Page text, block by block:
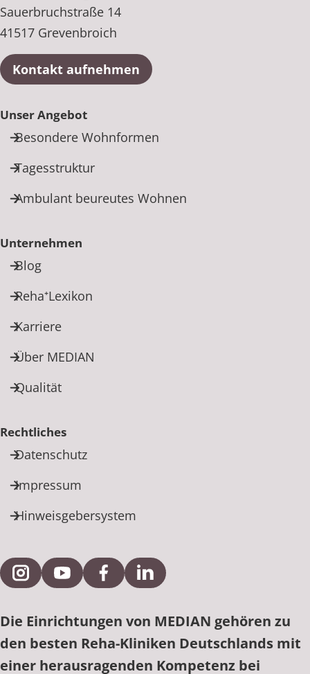
Sauerbruchstraße 14
41517 Grevenbroich
Kontakt aufnehmen
Unser Angebot
Besondere Wohnformen
Tagesstruktur
Ambulant beureutes Wohnen
Unternehmen
Blog
Reha⁺Lexikon
Karriere
Über MEDIAN
Qualität
Rechtliches
Datenschutz
Impressum
Hinweisgebersystem
Externe Verlinkung zu Instagram
Externe Verlinkung zu YouTube
Externe Verlinkung zu Facebook
Externe Verlinkung zu
Die Einrichtungen von MEDIAN gehören zu
den besten Reha-Kliniken Deutschlands mit
einer herausragenden Kompetenz bei